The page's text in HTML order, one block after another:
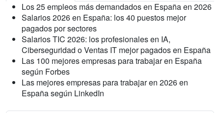
Los 25 empleos más demandados en España en 2026
Salarios 2026 en España: los 40 puestos mejor
pagados por sectores
Salarios TIC 2026: los profesionales en IA,
Ciberseguridad o Ventas IT mejor pagados en España
Las 100 mejores empresas para trabajar en España
según Forbes
Las mejores empresas para trabajar en 2026 en
España según LinkedIn